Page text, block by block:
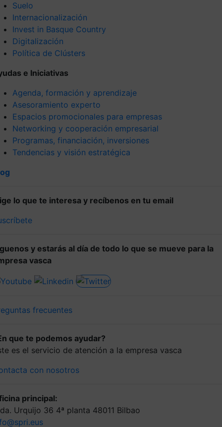
Suelo
Internacionalización
Invest in Basque Country
Digitalización
Política de Clústers
e Iniciativas
Agenda, formación y aprendizaje
Asesoramiento experto
Espacios promocionales para empresas
Networking y cooperación empresarial
Programas, financiación, inversiones
Tendencias y visión estratégica
lo que te interesa y recíbenos en tu email
y estarás al día de todo lo que se mueve para la
vasca
frecuentes
que te podemos ayudar?
es el servicio de atención a la empresa vasca
con nosotros
principal:
Urquijo 36 4ª planta 48011 Bilbao